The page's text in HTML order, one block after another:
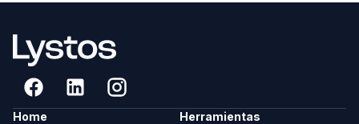
Home
Herramientas